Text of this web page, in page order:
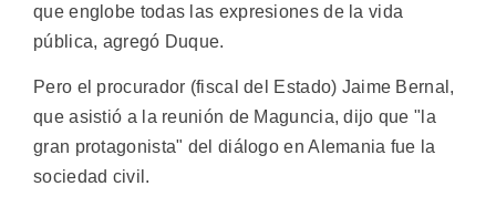
que englobe todas las expresiones de la vida
pública, agregó Duque.
Pero el procurador (fiscal del Estado) Jaime Bernal,
que asistió a la reunión de Maguncia, dijo que "la
gran protagonista" del diálogo en Alemania fue la
sociedad civil.